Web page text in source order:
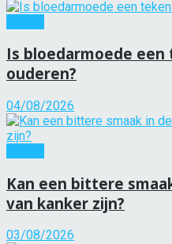
Is bloedarmoede
ouderen?
04/08/2026
Kan een bittere
van kanker zijn?
03/08/2026